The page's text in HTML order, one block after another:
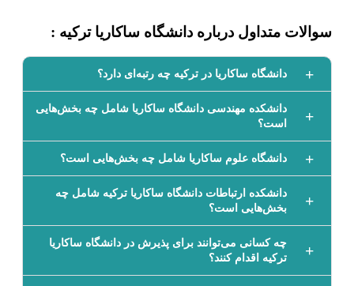
سوالات متداول درباره دانشگاه ساکاریا ترکیه :
دانشگاه ساکاریا در ترکیه چه رتبه‌ای دارد؟
دانشکده مهندسی دانشگاه ساکاریا شامل چه بخش‌هایی
است؟
دانشگاه علوم ساکاریا شامل چه بخش‌هایی است؟
دانشکده ارتباطات دانشگاه ساکاریا ترکیه شامل چه
بخش‌هایی است؟
چه کسانی می‌توانند برای پذیرش در دانشگاه ساکاریا
ترکیه اقدام کنند؟